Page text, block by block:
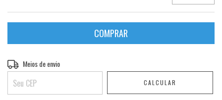
Entregas para o CEP:
Meios de envio
CALCULAR